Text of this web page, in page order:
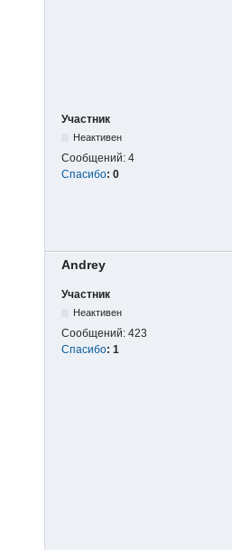
Участник
Неактивен
Сообщений: 4
Спасибо: 0
Andrey
Участник
Неактивен
Сообщений: 423
Спасибо: 1